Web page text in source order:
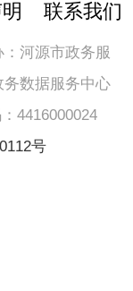
联系我们
：河源市政务服
数据服务中心
4416000024
号